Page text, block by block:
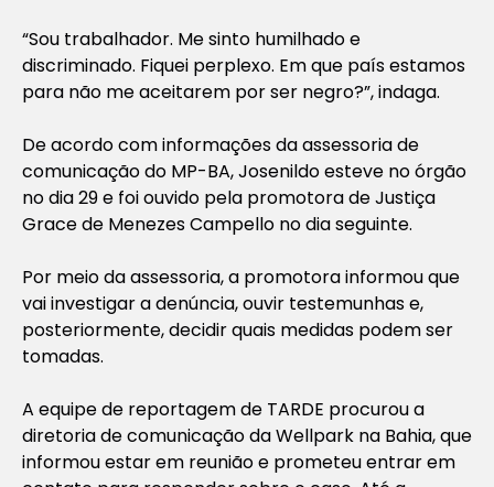
“Sou trabalhador. Me sinto humilhado e
discriminado. Fiquei perplexo. Em que país estamos
para não me aceitarem por ser negro?”, indaga.
De acordo com informações da assessoria de
comunicação do MP-BA, Josenildo esteve no órgão
no dia 29 e foi ouvido pela promotora de Justiça
Grace de Menezes Campello no dia seguinte.
Por meio da assessoria, a promotora informou que
vai investigar a denúncia, ouvir testemunhas e,
posteriormente, decidir quais medidas podem ser
tomadas.
A equipe de reportagem de TARDE procurou a
diretoria de comunicação da Wellpark na Bahia, que
informou estar em reunião e prometeu entrar em